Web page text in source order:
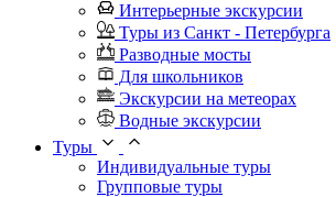
Интерьерные экскурсии
Туры из Санкт - Петербурга
Разводные мосты
Для школьников
Экскурсии на метеорах
Водные экскурсии
Туры
Индивидуальные туры
Групповые туры